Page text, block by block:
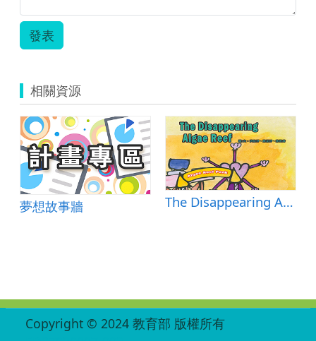
發表
相關資源
夢想故事牆 The Disappearing Algae Reef
Copyright © 2024 教育部 版權所有